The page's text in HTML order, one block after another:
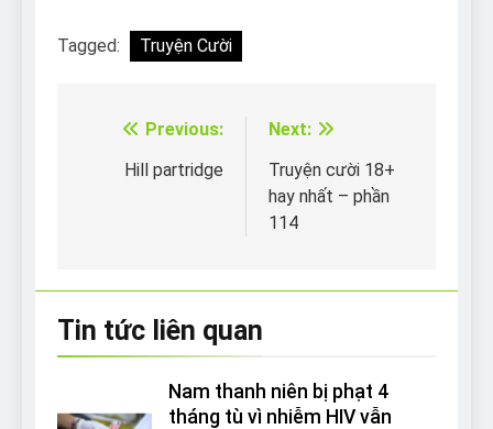
Tagged: Truyện Cười
Điều
hướng
Previous:
Hill partridge
Next:
Truyện cười 18+
hay nhất – phần
114
Tin tức liên quan
Nam thanh niên bị phạt 4
tháng tù vì nhiễm HIV vẫn